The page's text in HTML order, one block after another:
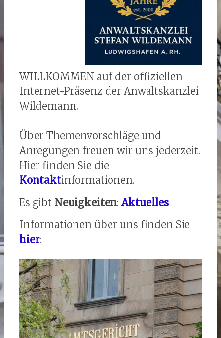
WILLKOMMEN auf der offiziellen
Internet-Präsenz der Anwaltskanzlei
Wildemann.
Über Themenvorschläge und
Anregungen freuen wir uns jederzeit.
Hier finden Sie die
Kontaktinformationen.
Es gibt Neuigkeiten: Aktuelles
Informationen über uns finden Sie
hier: